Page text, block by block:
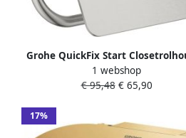
Grohe QuickFix Start
16 7x4 4x11 9 cm Supersteel
1 webshop
€ 95,48€ 65,90
17%